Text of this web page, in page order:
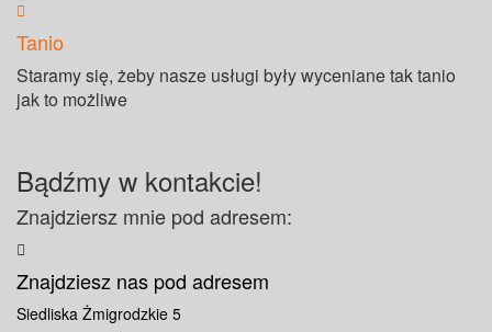
Tanio
Staramy się, żeby nasze usługi były wyceniane tak tanio
jak to możliwe
Bądźmy w kontakcie!
Znajdziersz mnie pod adresem:
Znajdziesz nas pod adresem
Siedliska Żmigrodzkie 5